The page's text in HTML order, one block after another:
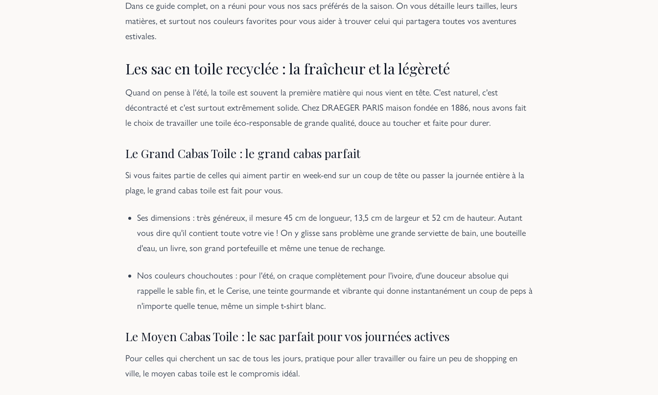
Dans ce guide complet, on a réuni pour vous nos sacs préférés de la saison. On vous détaille leurs tailles, leurs
matières, et surtout nos couleurs favorites pour vous aider à trouver celui qui partagera toutes vos aventures
estivales.
Les sac en toile recyclée : la fraîcheur et la légèreté
Quand on pense à l'été, la toile est souvent la première matière qui nous vient en tête. C'est naturel, c'est
décontracté et c'est surtout extrêmement solide. Chez DRAEGER PARIS maison fondée en 1886, nous avons fait
le choix de travailler une toile éco-responsable de grande qualité, douce au toucher et faite pour durer.
Le Grand Cabas Toile : le grand cabas parfait
Si vous faites partie de celles qui aiment partir en week-end sur un coup de tête ou passer la journée entière à la
plage, le grand cabas toile est fait pour vous.
Ses dimensions : très généreux, il mesure 45 cm de longueur, 13,5 cm de largeur et 52 cm de hauteur. Autant
vous dire qu'il contient toute votre vie ! On y glisse sans problème une grande serviette de bain, une bouteille
d'eau, un livre, son grand portefeuille et même une tenue de rechange.
Nos couleurs chouchoutes : pour l'été, on craque complètement pour l'ivoire, d'une douceur absolue qui
rappelle le sable fin, et le Cerise, une teinte gourmande et vibrante qui donne instantanément un coup de peps à
n'importe quelle tenue, même un simple t-shirt blanc.
Le Moyen Cabas Toile : le sac parfait pour vos journées actives
Pour celles qui cherchent un sac de tous les jours, pratique pour aller travailler ou faire un peu de shopping en
ville, le moyen cabas toile est le compromis idéal.